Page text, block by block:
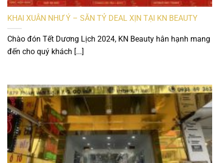
KHAI XUÂN NHƯ Ý – SĂN TỶ DEAL XỊN TẠI KN BEAUTY
Chào đón Tết Dương Lịch 2024, KN Beauty hân hạnh mang
đến cho quý khách [...]